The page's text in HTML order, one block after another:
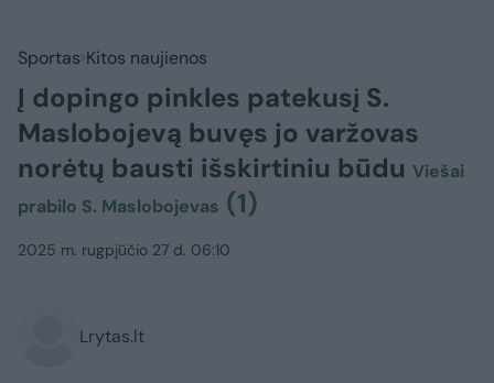
Sportas Kitos naujienos
Į dopingo pinkles patekusį S.
Maslobojevą buvęs jo varžovas
norėtų bausti išskirtiniu būdu Viešai
prabilo S. Maslobojevas (1)
2025 m. rugpjūčio 27 d. 06:10
Lrytas.lt